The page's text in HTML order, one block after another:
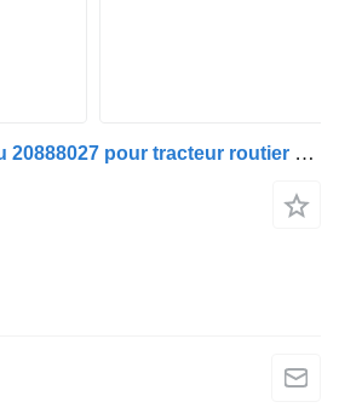
Volvo carter d'essieu 20888027 pour tracteur routier Volvo FM9